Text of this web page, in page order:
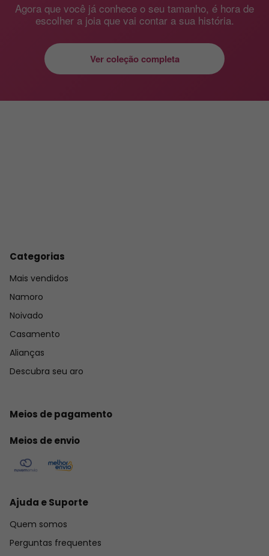
Agora que você já conhece o seu tamanho, é hora de
escolher a joia que vai contar a sua história.
Ver coleção completa
Categorias
Mais vendidos
Namoro
Noivado
Casamento
Alianças
Descubra seu aro
Meios de pagamento
Meios de envio
Ajuda e Suporte
Quem somos
Perguntas frequentes